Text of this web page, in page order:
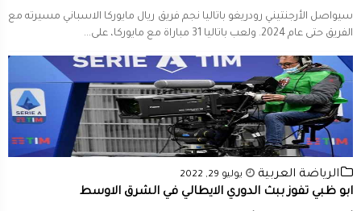
سيواصل الأرجنتيني رودريغو ​باتاليا​ نجم فريق ريال ​مايوركا​ الاسباني مسيرته مع
الفريق حتى عام ​2024​. ولعب باتاليا 31 مباراة مع مايوركا، على...
الرياضة العربية يوليو 29, 2022
ابو ظبي تفوز ببث الدوري الايطالي في الشرق الاوسط